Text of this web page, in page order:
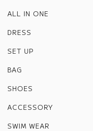
ALL IN ONE
DRESS
SET UP
BAG
SHOES
ACCESSORY
SWIM WEAR